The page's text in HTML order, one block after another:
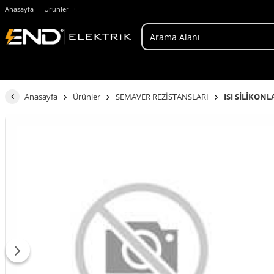
Anasayfa Ürünler
Anasayfa Ürünler SEMAVER REZİSTANSLARI ISI